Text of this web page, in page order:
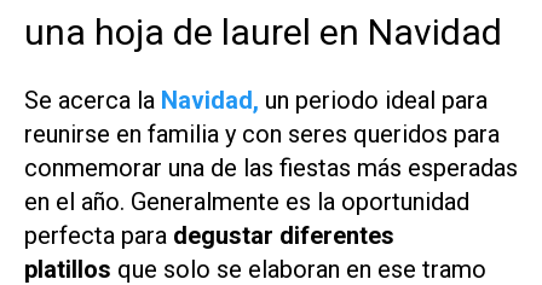
una hoja de laurel en Navidad
Se acerca la Navidad, un periodo ideal para
reunirse en familia y con seres queridos para
conmemorar una de las fiestas más esperadas
en el año. Generalmente es la oportunidad
perfecta para degustar diferentes
platillos que solo se elaboran en ese tramo